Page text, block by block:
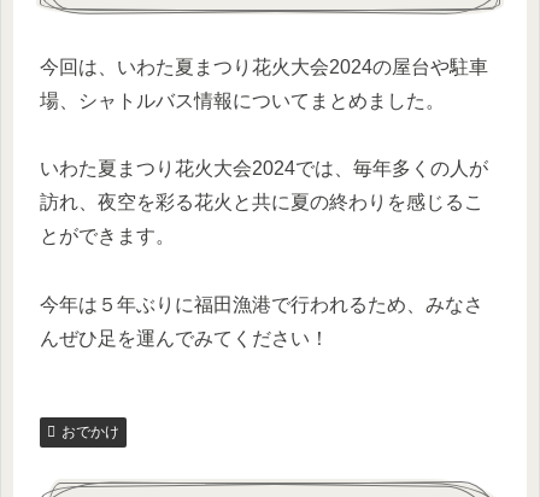
今回は、いわた夏まつり花火大会2024の屋台や駐車
場、シャトルバス情報についてまとめました。
いわた夏まつり花火大会2024では、毎年多くの人が
訪れ、夜空を彩る花火と共に夏の終わりを感じるこ
とができます。
今年は５年ぶりに福田漁港で行われるため、みなさ
んぜひ足を運んでみてください！
おでかけ